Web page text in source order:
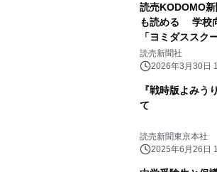
読売KODOMO
も読める 学校
「ヨミダススク
読売新聞社
2026年3月30日
『戦時版よみう
て
読売新聞東京本社
2025年6月26日